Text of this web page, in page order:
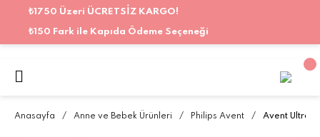
₺1750 Üzeri ÜCRETSİZ KARGO!
₺150 Fark ile Kapıda Ödeme Seçeneği
Anasayfa Anne ve Bebek Ürünleri Philips Avent Avent Ultra